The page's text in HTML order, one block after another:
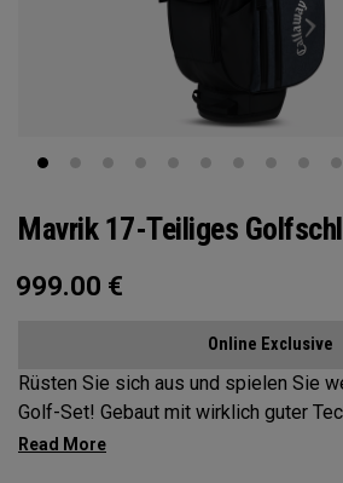
Mavrik 17-Teiliges
999.00 €
Online Exclusive
Rüsten Sie sich aus und spielen Sie
Golf-Set! Gebaut mit wirklich guter
wirklich guten Design, bietet unser